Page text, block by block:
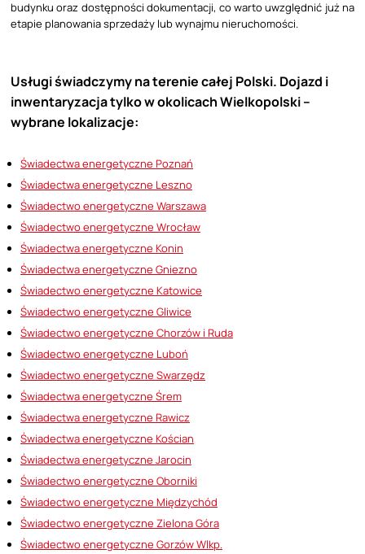
budynku oraz dostępności dokumentacji, co warto uwzględnić już na
etapie planowania sprzedaży lub wynajmu nieruchomości.
Usługi świadczymy na terenie całej Polski. Dojazd i
inwentaryzacja tylko w okolicach Wielkopolski –
wybrane lokalizacje:
Świadectwa energetyczne Poznań
Świadectwa energetyczne Leszno
Świadectwo energetyczne Warszawa
Świadectwo energetyczne Wrocław
Świadectwa energetyczne Konin
Świadectwa energetyczne Gniezno
Świadectwo energetyczne Katowice
Świadectwo energetyczne Gliwice
Świadectwo energetyczne Chorzów i Ruda
Świadectwo energetyczne Luboń
Świadectwo energetyczne Swarzędz
Świadectwa energetyczne Śrem
Świadectwa energetyczne Rawicz
Świadectwa energetyczne Kościan
Świadectwa energetyczne Jarocin
Świadectwo energetyczne Oborniki
Świadectwo energetyczne Międzychód
Świadectwo energetyczne Zielona Góra
Świadectwo energetyczne Gorzów Wlkp.